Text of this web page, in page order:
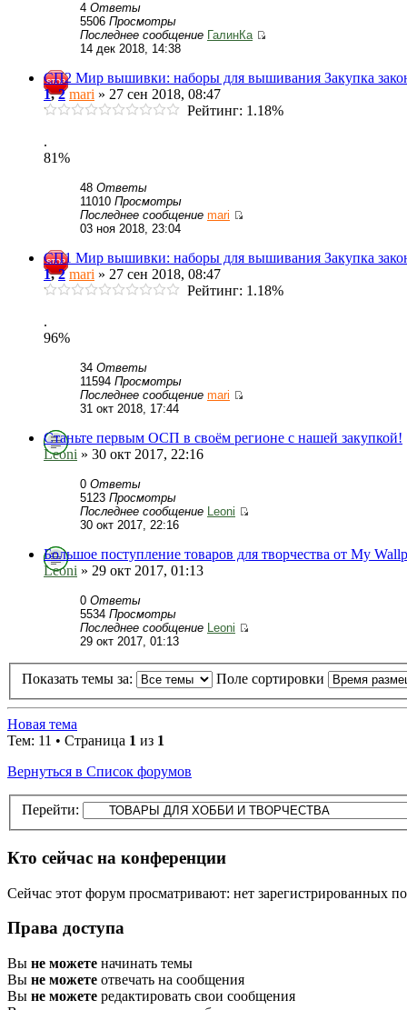
4 Ответы
5506 Просмотры
Последнее сообщение ГалинКа
14 дек 2018, 14:38
СП2 Мир вышивки: наборы для вышивания Закупка
1,2 mari » 27 сен 2018, 08:47
Рейтинг: 1.18%
.
81%
48 Ответы
11010 Просмотры
Последнее сообщение mari
03 ноя 2018, 23:04
СП1 Мир вышивки: наборы для вышивания Закупка
1,2 mari » 27 сен 2018, 08:47
Рейтинг: 1.18%
.
96%
34 Ответы
11594 Просмотры
Последнее сообщение mari
31 окт 2018, 17:44
Станьте первым ОСП в своём регионе с нашей закупкой!
Leoni » 30 окт 2017, 22:16
0 Ответы
5123 Просмотры
Последнее сообщение Leoni
30 окт 2017, 22:16
Большое поступление товаров для творчества от My
Leoni » 29 окт 2017, 01:13
0 Ответы
5534 Просмотры
Последнее сообщение Leoni
29 окт 2017, 01:13
Показать темы за: Поле сортировки
Новая тема
Тем: 11 • Страница 1 из 1
Вернуться в Список форумов
Перейти:
Кто сейчас на конференции
Сейчас этот форум просматривают: нет зарегистрированных
Права доступа
Вы не можете начинать темы
Вы не можете отвечать на сообщения
Вы не можете редактировать свои сообщения